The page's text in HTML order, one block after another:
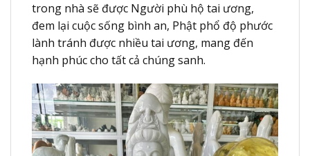
trong nhà sẽ được Người phù hộ tai ương,
đem lại cuộc sống bình an, Phật phổ độ phước
lành tránh được nhiều tai ương, mang đến
hạnh phúc cho tất cả chúng sanh.